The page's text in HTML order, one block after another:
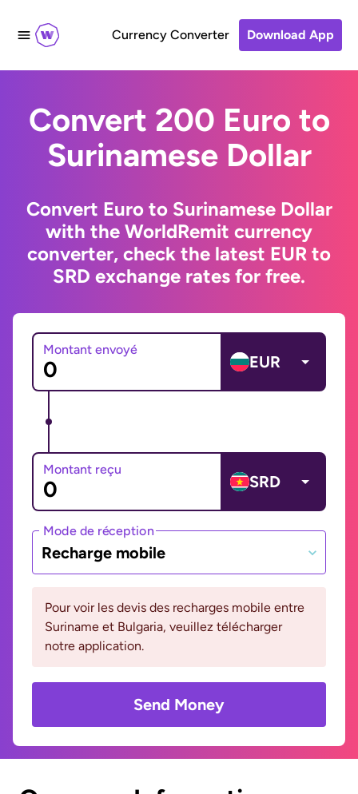
Currency Converter Download App
Convert 200 Euro to
Surinamese Dollar
Convert Euro to Surinamese Dollar
with the WorldRemit currency
converter, check the latest EUR to
SRD exchange rates for free.
Montant envoyé
EUR
Montant reçu
SRD
Mode de réception
Recharge mobile
Pour voir les devis des recharges mobile entre
Suriname et Bulgaria, veuillez télécharger
notre application.
Send Money